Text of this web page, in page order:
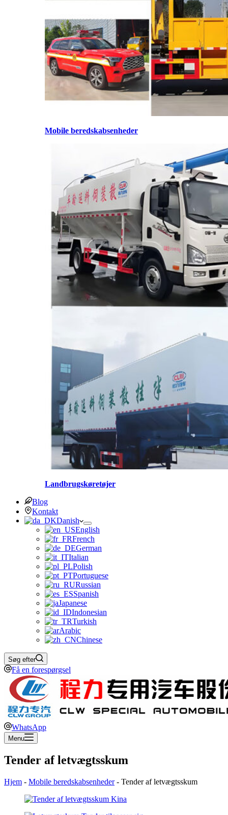
Mobile beredskabsenheder
Landbrugskøretøjer
Blog
Kontakt
Danish
English
French
German
Italian
Polish
Portuguese
Russian
Spanish
Japanese
Indonesian
Turkish
Arabic
Chinese
Søg efter
Få en forespørgsel
WhatsApp
Menu
Tender af letvægtsskum
Hjem - Mobile beredskabsenheder- Tender af letvægtsskum